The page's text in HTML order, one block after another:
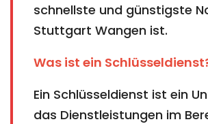
schnellste und günstigste
Stuttgart Wangen ist.
Was ist ein
Ein Schlüsseldienst ist ein
das Dienstleistungen im